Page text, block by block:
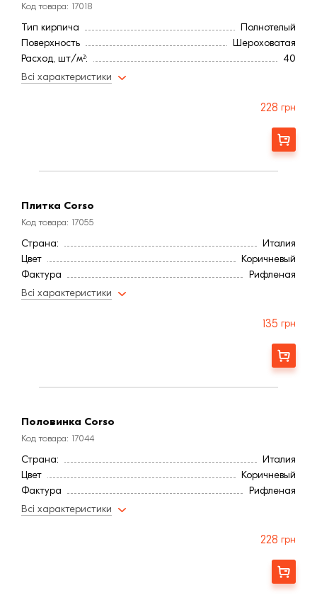
Код товара: 17018
Тип кирпича
Полнотелый
Поверхность
Шероховатая
Расход, шт/м²:
40
Высота, мм:
16
100
Италия
Цвет
Коричневый
Марка прочности (м):
Всі характеристики
228 грн
Заказать
Плитка Corso
Код товара: 17055
Страна:
Италия
Цвет
Коричневый
Фактура
Рифленая
Марка прочности (м):
Всі характеристики
135 грн
Заказать
Половинка Corso
Код товара: 17044
Страна:
Италия
Цвет
Коричневый
Фактура
Рифленая
Марка прочности (м):
Всі характеристики
228 грн
Заказать